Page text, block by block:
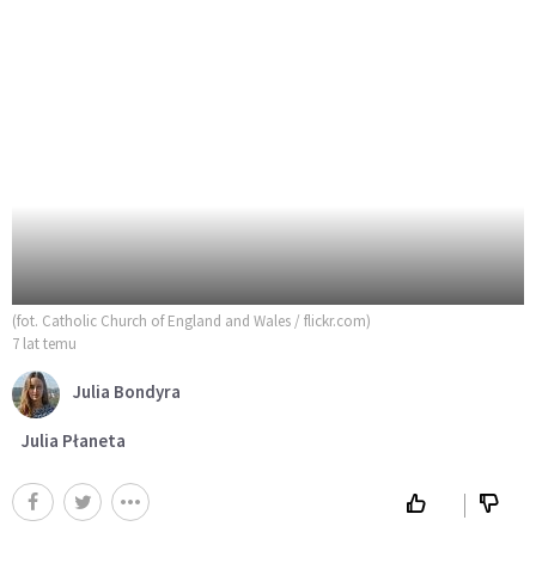
(fot. Catholic Church of England and Wales / flickr.com)
7 lat temu
Julia Bondyra
Julia Płaneta